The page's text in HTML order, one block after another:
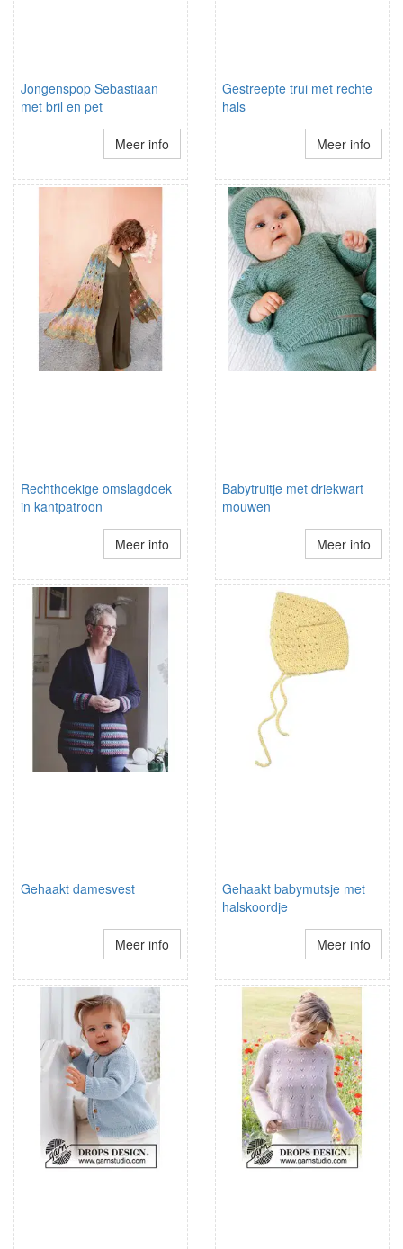
Jongenspop Sebastiaan
met bril en pet
Meer info
Gestreepte trui met rechte
hals
Meer info
Rechthoekige omslagdoek
in kantpatroon
Meer info
Babytruitje met driekwart
mouwen
Meer info
Gehaakt damesvest
Meer info
Gehaakt babymutsje met
halskoordje
Meer info